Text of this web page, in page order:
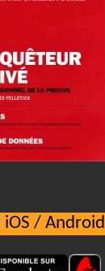
iOS / Android